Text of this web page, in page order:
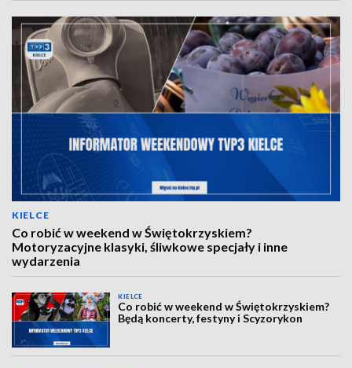
KIELCE
Co robić w weekend w Świętokrzyskiem?
Motoryzacyjne klasyki, śliwkowe specjały i inne
wydarzenia
KIELCE
Co robić w weekend w Świętokrzyskiem?
Będą koncerty, festyny i Scyzorykon